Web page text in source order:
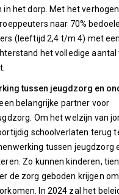
in het dorp. Met het
naar 70%
(leeftijd 2,4 t/m 4) met
het volledige
tussen jeugdzorg en
belangrijke partner voor
Om het welzijn van
schoolverlaten terug
tussen jeugdzorg
Zo kunnen kinderen,
de zorg geboden krijgen
In 2024 zal het